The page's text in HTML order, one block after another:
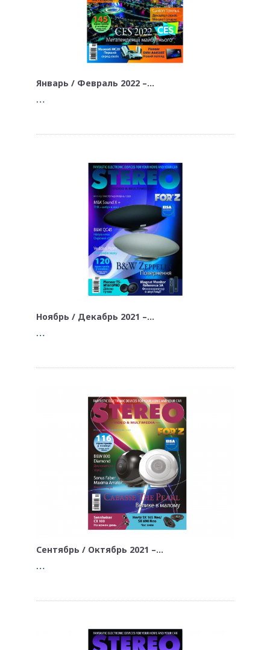
Январь / Февраль 2022 –…
…
Ноябрь / Декабрь 2021 –…
…
Сентябрь / Октябрь 2021 –…
…